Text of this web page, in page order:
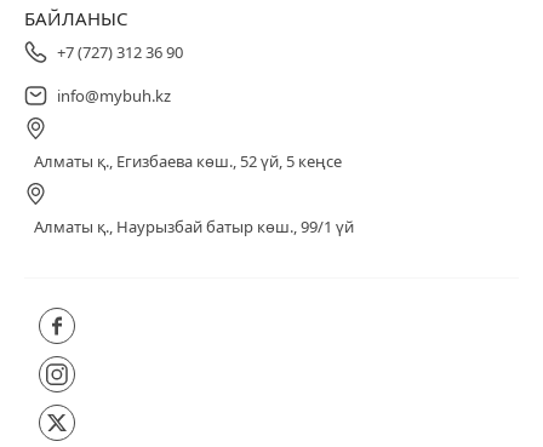
БАЙЛАНЫС
+7 (727) 312 36 90
info@mybuh.kz
Алматы қ., Егизбаева көш., 52 үй, 5 кеңсе
Алматы қ., Наурызбай батыр көш., 99/1 үй